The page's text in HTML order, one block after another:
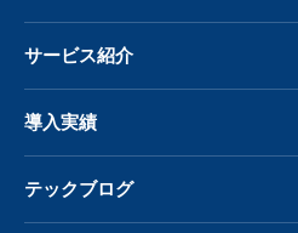
サービス紹介
導入実績
テックブログ